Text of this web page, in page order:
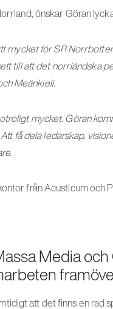
önskar Göran
mycket för SR
till att det norrländska
Meänkieli.
mycket. Göran
få dela ledarskap,
från Acusticum och
Media och
att det finns en rad